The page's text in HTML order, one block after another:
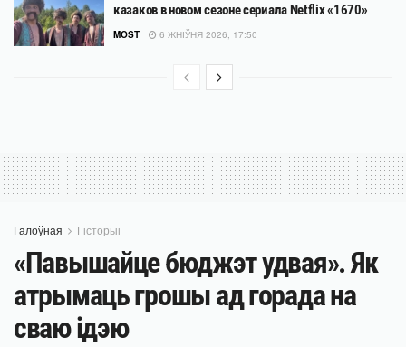
казаков в новом сезоне сериала Netflix «1670»
MOST 6 ЖНІЎНЯ 2026, 17:50
Галоўная Гісторыі
«Павышайце бюджэт удвая». Як
атрымаць грошы ад горада на
сваю ідэю